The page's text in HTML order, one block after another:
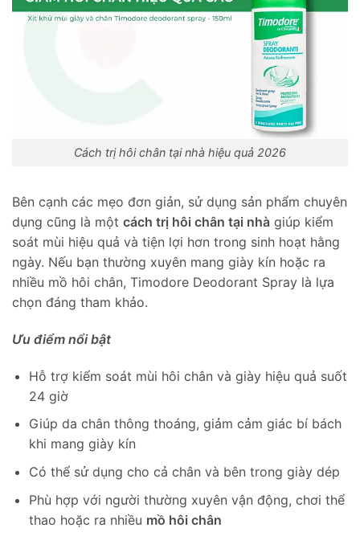
Cách trị hôi chân tại nhà hiệu quả 2026
Bên cạnh các mẹo đơn giản, sử dụng sản phẩm chuyên
dụng cũng là một cách trị hôi chân tại nhà giúp kiểm
soát mùi hiệu quả và tiện lợi hơn trong sinh hoạt hằng
ngày. Nếu bạn thường xuyên mang giày kín hoặc ra
nhiều mồ hôi chân, Timodore Deodorant Spray là lựa
chọn đáng tham khảo.
Ưu điểm nổi bật
Hỗ trợ kiểm soát mùi hôi chân và giày hiệu quả suốt
24 giờ
Giúp da chân thông thoáng, giảm cảm giác bí bách
khi mang giày kín
Có thể sử dụng cho cả chân và bên trong giày dép
Phù hợp với người thường xuyên vận động, chơi thể
thao hoặc ra nhiều mồ hôi chân